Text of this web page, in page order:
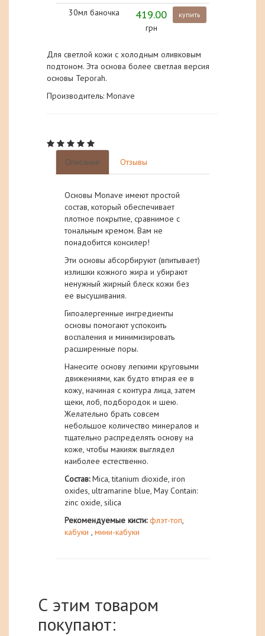
30мл баночка 419.00
грн
купить
Для светлой кожи с холодным оливковым
подтоном. Эта основа более светлая версия
основы Teporah.
Производитель: Monave
Описание Отзывы
Основы Monave имеют простой
состав, который обеспечивает
плотное покрытие, сравнимое с
тональным кремом. Вам не
понадобится консилер!
Эти основы абсорбируют (впитывает)
излишки кожного жира и убирают
ненужный жирный блеск кожи без
ее высушивания.
Гипоалергенные ингредиенты
основы помогают успокоить
воспаления и минимизировать
расширенные поры.
Нанесите основу легкими круговыми
движениями, как будто втирая ее в
кожу, начиная с контура лица, затем
щеки, лоб, подбородок и шею.
Желательно брать совсем
небольшое количество минералов и
тщательно распределять основу на
коже, чтобы макияж выглядел
наиболее естественно.
Состав:Mica, titanium dioxide, iron
oxides, ultramarine blue, May Contain:
zinc oxide, silica
Рекомендуемые кисти: флэт-топ
кабуки
мини-кабуки
С этим товаром
покупают: